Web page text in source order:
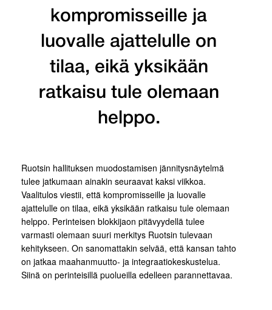
kompromisseille ja
luovalle ajattelulle on
tilaa, eikä yksikään
ratkaisu tule olemaan
helppo.
Ruotsin hallituksen muodostamisen jännitysnäytelmä
tulee jatkumaan ainakin seuraavat kaksi viikkoa.
Vaalitulos viestii, että kompromisseille ja luovalle
ajattelulle on tilaa, eikä yksikään ratkaisu tule olemaan
helppo. Perinteisen blokkijaon pitävyydellä tulee
varmasti olemaan suuri merkitys Ruotsin tulevaan
kehitykseen. On sanomattakin selvää, että kansan tahto
on jatkaa maahanmuutto- ja integraatiokeskustelua.
Siinä on perinteisillä puolueilla edelleen parannettavaa.